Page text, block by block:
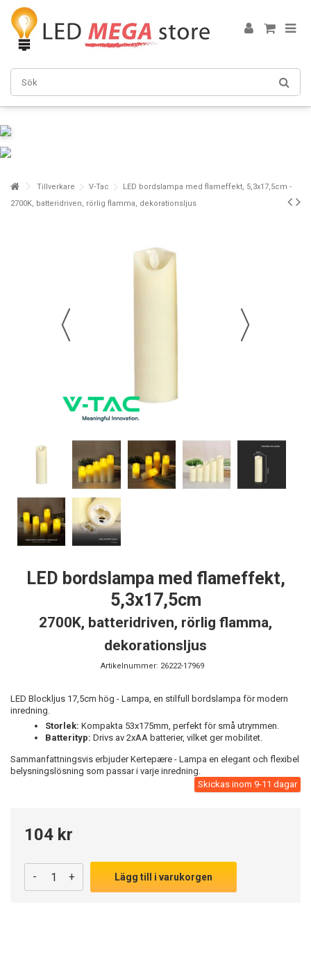
Tillverkare V-Tac
LED bordslampa med flameffekt, 5,3x17,5cm -
2700K, batteridriven, rörlig flamma, dekorationsljus
LED bordslampa med flameffekt,
5,3x17,5cm
2700K, batteridriven, rörlig flamma,
dekorationsljus
Artikelnummer: 26222-17969
LED Blockljus 17,5cm hög - Lampa, en stilfull bordslampa för modern
inredning.
Storlek: Kompakta 53x175mm, perfekt för små utrymmen.
Batterityp: Drivs av 2xAA batterier, vilket ger mobilitet.
Sammanfattningsvis erbjuder Kertepære - Lampa en elegant och flexibel
belysningslösning som passar i varje inredning.
Skickas inom 9-11 dagar
104 kr
- + Lägg till i varukorgen